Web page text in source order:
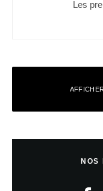
Les
26 avril
putin t tro bo dave
NOS